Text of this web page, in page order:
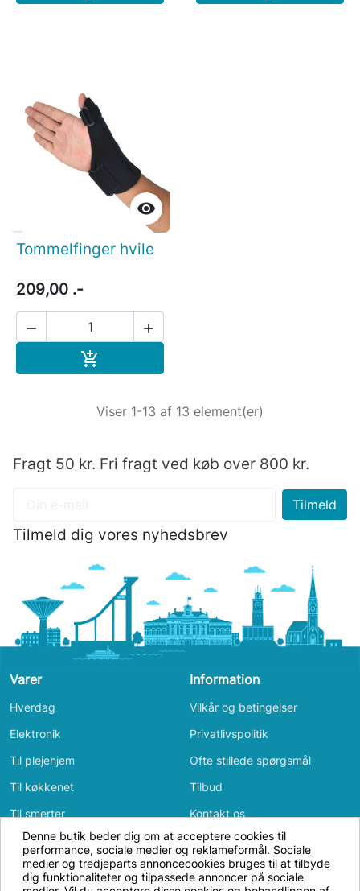

Tommelfinger hvile
209,00 .-
 

Viser 1-13 af 13 element(er)
Fragt 50 kr. Fri fragt ved køb over 800 kr.
Tilmeld dig vores nyhedsbrev
Varer
Hverdag
Elektronik
Til plejehjem
Til køkkenet
Til smerter
Til badeværelset
Bevægelse
Information
Vilkår og betingelser
Privatlivspolitik
Ofte stillede spørgsmål
Tilbud
Kontakt os
Log ind
Vi bruger cookies og annonceidentifikatorer
for at få hjemmesiden til at fungere, til
Denne butik beder dig om at acceptere cookies til
performance, sociale medier og reklameformål. Sociale
medier og tredjeparts annoncecookies bruges til at tilbyde
dig funktionaliteter og tilpassede annoncer på sociale